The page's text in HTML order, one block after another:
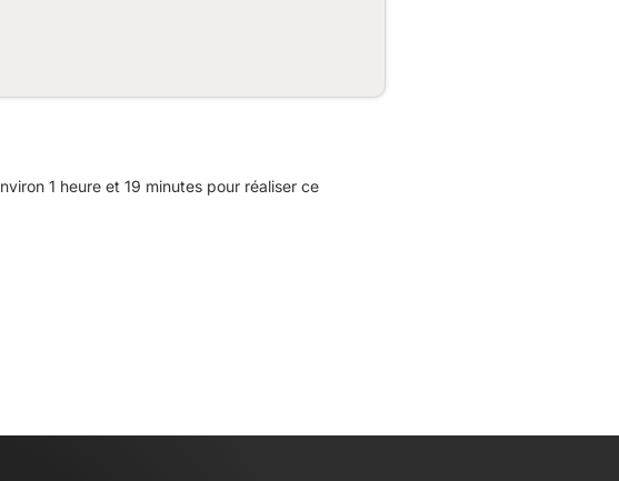
1 heure et 19 minutes pour réaliser ce